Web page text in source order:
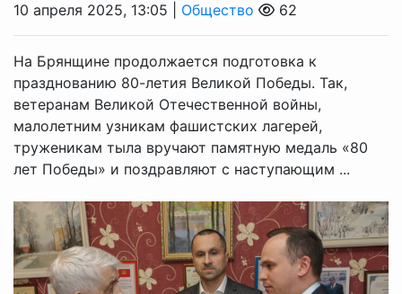
10 апреля 2025, 13:05 | Общество 62
На Брянщине продолжается подготовка к
празднованию 80-летия Великой Победы. Так,
ветеранам Великой Отечественной войны,
малолетним узникам фашистских лагерей,
труженикам тыла вручают памятную медаль «80
лет Победы» и поздравляют с наступающим ...